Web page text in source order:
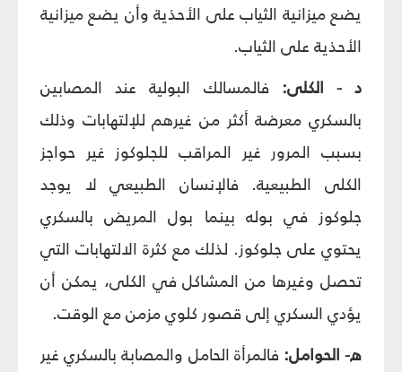
يضع ميزانية الثياب على الأحذية وأن يضع ميزانية
الأحذية على الثياب.
د - الكلى: فالمسالك البولية عند المصابين
بالسكري معرضة أكثر من غيرهم للإلتهابات وذلك
بسبب المرور غير المراقب للجلوكوز غير حواجز
الكلى الطبيعية. فالإنسان الطبيعي لا يوجد
جلوكوز في بوله بينما بول المريض بالسكري
يحتوي على جلوكوز. لذلك مع كثرة الالتهابات التي
تحصل وغيرها من المشاكل في الكلى، يمكن أن
يؤدي السكري إلى قصور كلوي مزمن مع الوقت.
ه- الحوامل: فالمرأة الحامل والمصابة بالسكري غير